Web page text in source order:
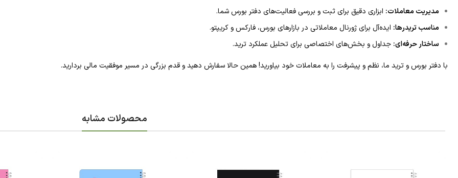
مدیریت معاملات: ابزاری دقیق برای ثبت و بررسی فعالیت‌های دفتر بورس شما.
مناسب تریدرها: ایده‌آل برای ژورنال معاملاتی در بازارهای بورس، فارکس و کریپتو.
ساختار حرفه‌ای: جداول و بخش‌های اختصاصی برای تحلیل عملکرد ترید.
با دفتر بورس و ترید ما، نظم و پیشرفت را به معاملات خود بیاورید! همین حالا سفارش دهید و قدم بزرگی در مسیر موفقیت مالی بردارید.
محصولات مشابه